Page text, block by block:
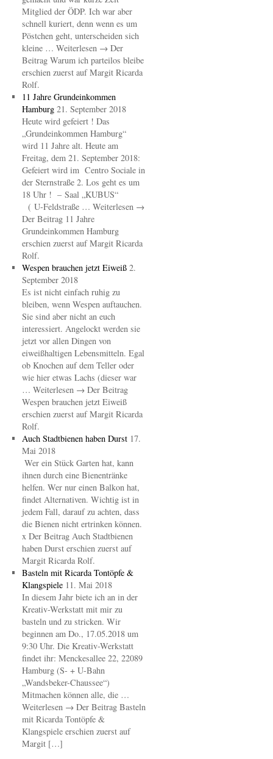
Mitglied der ÖDP. Ich war aber
schnell kuriert, denn wenn es um
Pöstchen geht, unterscheiden sich
kleine … Weiterlesen → Der
Beitrag Warum ich parteilos bleibe
erschien zuerst auf Margit Ricarda
Rolf.
11 Jahre Grundeinkommen
Hamburg 21. September 2018
Heute wird gefeiert ! Das
„Grundeinkommen Hamburg“
wird 11 Jahre alt. Heute am
Freitag, dem 21. September 2018:
Gefeiert wird im Centro Sociale in
der Sternstraße 2. Los geht es um
18 Uhr ! – Saal „KUBUS“
( U-Feldstraße … Weiterlesen →
Der Beitrag 11 Jahre
Grundeinkommen Hamburg
erschien zuerst auf Margit Ricarda
Rolf.
Wespen brauchen jetzt Eiweiß 2.
September 2018
Es ist nicht einfach ruhig zu
bleiben, wenn Wespen auftauchen.
Sie sind aber nicht an euch
interessiert. Angelockt werden sie
jetzt vor allen Dingen von
eiweißhaltigen Lebensmitteln. Egal
ob Knochen auf dem Teller oder
wie hier etwas Lachs (dieser war
… Weiterlesen → Der Beitrag
Wespen brauchen jetzt Eiweiß
erschien zuerst auf Margit Ricarda
Rolf.
Auch Stadtbienen haben Durst 17.
Mai 2018
Wer ein Stück Garten hat, kann
ihnen durch eine Bienentränke
helfen. Wer nur einen Balkon hat,
findet Alternativen. Wichtig ist in
jedem Fall, darauf zu achten, dass
die Bienen nicht ertrinken können.
x Der Beitrag Auch Stadtbienen
haben Durst erschien zuerst auf
Margit Ricarda Rolf.
Basteln mit Ricarda Tontöpfe &
Klangspiele 11. Mai 2018
In diesem Jahr biete ich an in der
Kreativ-Werkstatt mit mir zu
basteln und zu stricken. Wir
beginnen am Do., 17.05.2018 um
9:30 Uhr. Die Kreativ-Werkstatt
findet ihr: Menckesallee 22, 22089
Hamburg (S- + U-Bahn
„Wandsbeker-Chaussee“)
Mitmachen können alle, die …
Weiterlesen → Der Beitrag Basteln
mit Ricarda Tontöpfe &
Klangspiele erschien zuerst auf
Margit […]